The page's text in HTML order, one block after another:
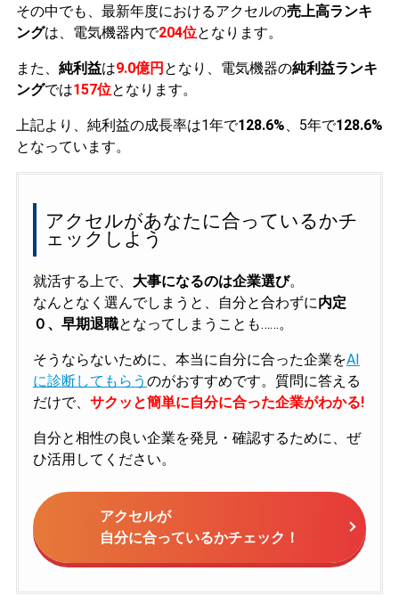
その中でも、最新年度におけるアクセルの売上高ランキ
ングは、電気機器内で204位となります。
また、 純利益は9.0億円 となり、電気機器の純利益ランキ
ングでは157位となります。
上記より、純利益の成長率は1年で128.6%、5年で128.6%
となっています。
アクセルがあなたに合っているかチ
ェックしよう
就活する上で、 大事になるのは企業選び。
なんとなく選んでしまうと、自分と合わずに内定
０、早期退職となってしまうことも……。
そうならないために、本当に自分に合った企業をAI
に診断してもらう のがおすすめです。質問に答える
だけで、 サクッと簡単に自分に合った企業がわかる!
自分と相性の良い企業を発見・確認するために、ぜ
ひ活用してください。
アクセルが
自分に合っているかチェック！